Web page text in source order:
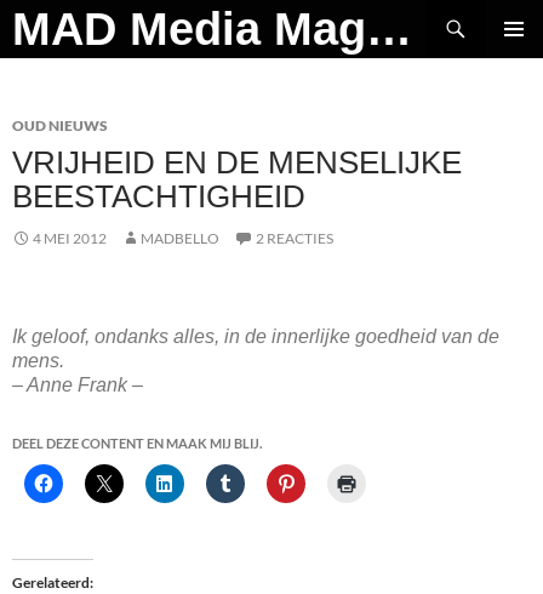
Ga
naar
MAD Media Magazine
Zoeken
OUD NIEUWS
VRIJHEID EN DE MENSELIJKE
BEESTACHTIGHEID
4 MEI 2012 MADBELLO 2 REACTIES
Ik geloof, ondanks alles, in de innerlijke goedheid van de
mens.
– Anne Frank –
DEEL DEZE CONTENT EN MAAK MIJ BLIJ.
Gerelateerd